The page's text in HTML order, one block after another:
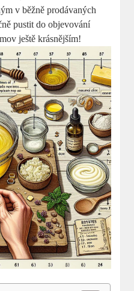
v běžně prodávaných
pustit do objevování
ještě krásnějším!